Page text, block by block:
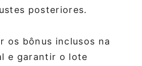
posteriores.
os bônus inclusos na
e garantir o lote